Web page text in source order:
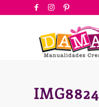
IMG8824